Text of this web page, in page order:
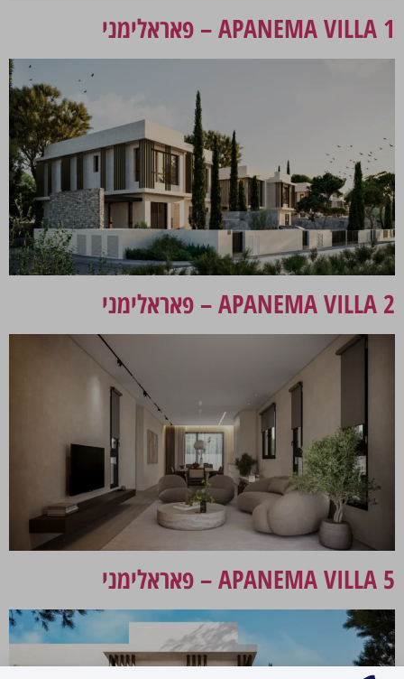
APANEMA VILLA 1 – פאראלימני
APANEMA VILLA 2 – פאראלימני
APANEMA VILLA 5 – פאראלימני